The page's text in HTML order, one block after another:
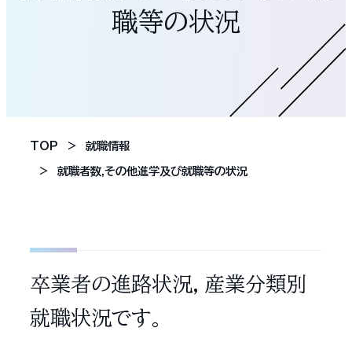
職等の状況
TOP 就職情報
就職者数,その他進学及び就職等の状況
卒業者の進路状況，産業分類別
就職状況です。